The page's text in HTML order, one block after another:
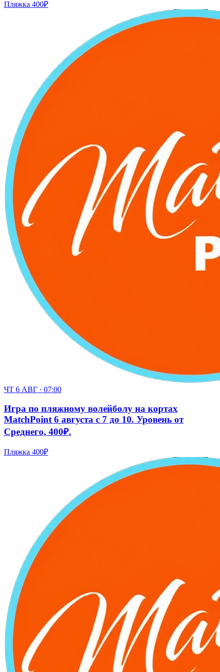
Пляжка 400₽
ЧТ 6 АВГ · 07:00
Игра по пляжному волейболу на кортах
MatchPoint 6 августа с 7 до 10. Уровень от
Среднего, 400₽.
Пляжка 400₽